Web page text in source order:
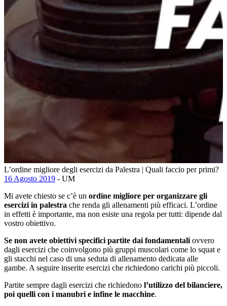
L’ordine migliore degli esercizi da Palestra | Quali faccio per primi?
16 Agosto 2019 - UM
Mi avete chiesto se c’è un ordine migliore per organizzare gli
esercizi in palestra che renda gli allenamenti più efficaci. L’ordine
in effetti è importante, ma non esiste una regola per tutti: dipende dal
vostro obiettivo.
Se non avete obiettivi specifici partite dai fondamentali ovvero
dagli esercizi che coinvolgono più gruppi muscolari come lo squat e
gli stacchi nel caso di una seduta di allenamento dedicata alle
gambe. A seguire inserite esercizi che richiedono carichi più piccoli.
Partite sempre dagli esercizi che richiedono l’utilizzo del bilanciere,
poi quelli con i manubri e infine le macchine.